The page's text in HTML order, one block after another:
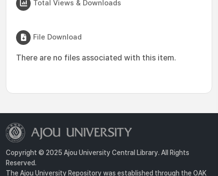
Total Views & Downloads
File Download
There are no files associated with this item.
Copyright © 2025 Ajou University Central Library. All Rights
Reserved.
The Ajou University Repository was established through the OAK